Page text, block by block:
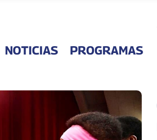
NOTICIAS PROGRAMAS